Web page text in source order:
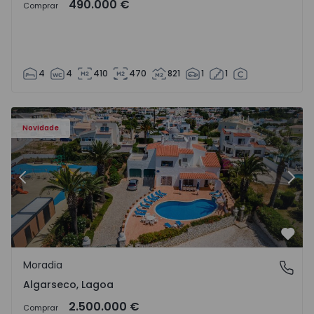
Comprar 490.000 €
4 4 410 470 821 1 1
Novidade
Moradia T6 Lagoa, Algarseco - 1523918 - 51
Anterior
Algarseco, Lagoa
Moradia
Algarseco, Lagoa
Comprar 2.500.000 €